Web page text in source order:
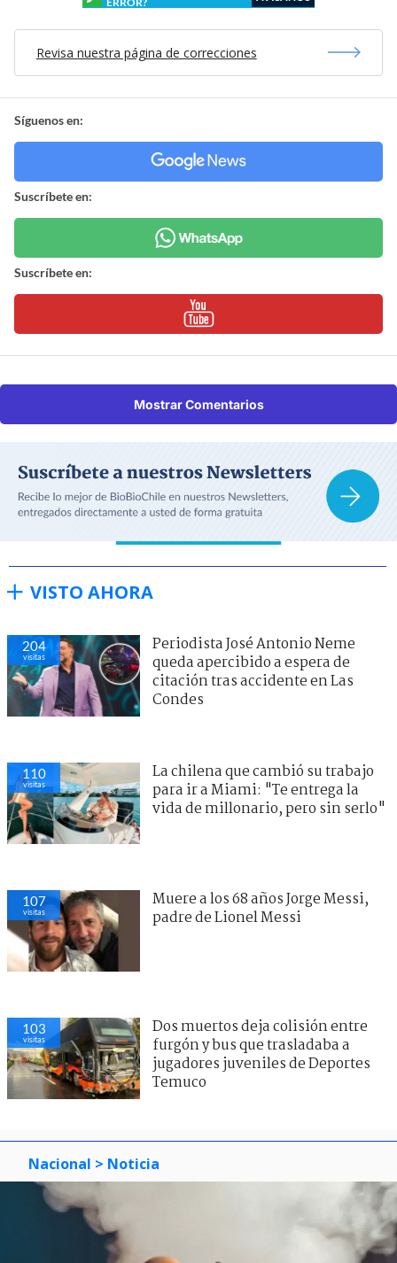
Revisa nuestra página de correcciones
Síguenos en:
Suscríbete en:
Suscríbete en:
Mostrar Comentarios
VISTO AHORA
204
visitas
Periodista José Antonio Neme
queda apercibido a espera de
citación tras accidente en Las
Condes
110
visitas
La chilena que cambió su trabajo
para ir a Miami: "Te entrega la
vida de millonario, pero sin serlo"
107
visitas
Muere a los 68 años Jorge Messi,
padre de Lionel Messi
103
visitas
Dos muertos deja colisión entre
furgón y bus que trasladaba a
jugadores juveniles de Deportes
Temuco
Nacional > Noticia